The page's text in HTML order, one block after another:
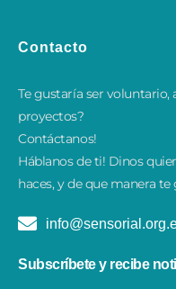
Contacto
Te gustaría ser voluntario,
proyectos?
Contáctanos!
​Háblanos de ti! Dinos
haces, y de que manera
Subscríbete y recibe